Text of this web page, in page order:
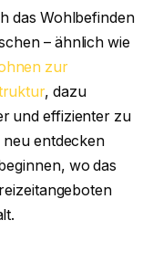
das Wohlbefinden
– ähnlich wie
zur
, dazu
und effizienter zu
neu entdecken
wo das